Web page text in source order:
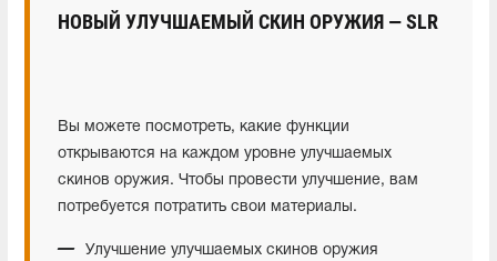
НОВЫЙ УЛУЧШАЕМЫЙ СКИН ОРУЖИЯ — SLR
Вы можете посмотреть, какие функции
открываются на каждом уровне улучшаемых
скинов оружия. Чтобы провести улучшение, вам
потребуется потратить свои материалы.
Улучшение улучшаемых скинов оружия